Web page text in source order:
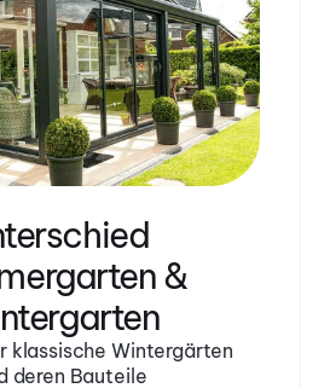
&
klassische Wintergärten
deren Bauteile